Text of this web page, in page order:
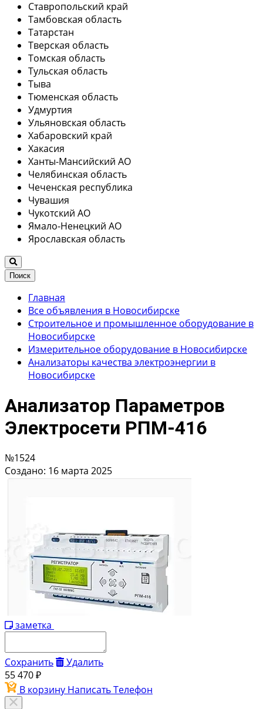
Ставропольский край
Тамбовская область
Татарстан
Тверская область
Томская область
Тульская область
Тыва
Тюменская область
Удмуртия
Ульяновская область
Хабаровский край
Хакасия
Ханты-Мансийский АО
Челябинская область
Чеченская республика
Чувашия
Чукотский АО
Ямало-Ненецкий АО
Ярославская область
Поиск
Главная
Все объявления в Новосибирске
Строительное и промышленное оборудование в
Новосибирске
Измерительное оборудование в Новосибирске
Анализаторы качества электроэнергии в
Новосибирске
Анализатор Параметров
Электросети РПМ-416
№1524
Создано: 16 марта 2025
заметка
Сохранить
Удалить
55 470 ₽
В корзину НаписатьТелефон